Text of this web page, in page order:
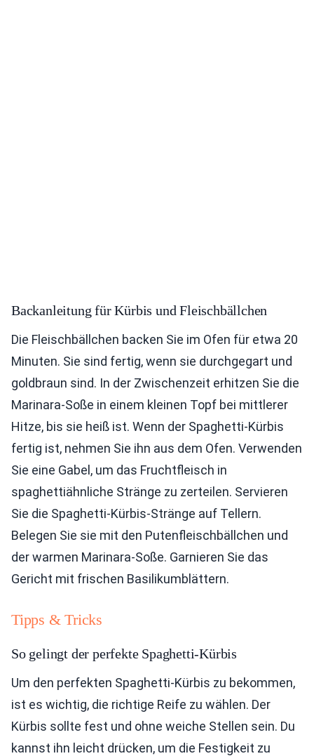
Backanleitung für Kürbis und Fleischbällchen
Die Fleischbällchen backen Sie im Ofen für etwa 20
Minuten. Sie sind fertig, wenn sie durchgegart und
goldbraun sind. In der Zwischenzeit erhitzen Sie die
Marinara-Soße in einem kleinen Topf bei mittlerer
Hitze, bis sie heiß ist. Wenn der Spaghetti-Kürbis
fertig ist, nehmen Sie ihn aus dem Ofen. Verwenden
Sie eine Gabel, um das Fruchtfleisch in
spaghettiähnliche Stränge zu zerteilen. Servieren
Sie die Spaghetti-Kürbis-Stränge auf Tellern.
Belegen Sie sie mit den Putenfleischbällchen und
der warmen Marinara-Soße. Garnieren Sie das
Gericht mit frischen Basilikumblättern.
Tipps & Tricks
So gelingt der perfekte Spaghetti-Kürbis
Um den perfekten Spaghetti-Kürbis zu bekommen,
ist es wichtig, die richtige Reife zu wählen. Der
Kürbis sollte fest und ohne weiche Stellen sein. Du
kannst ihn leicht drücken, um die Festigkeit zu